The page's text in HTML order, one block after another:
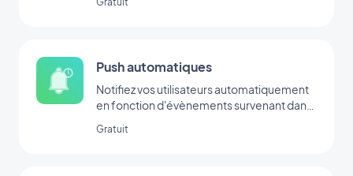
Push automatiques
Notifiez vos utilisateurs automatiquement
en fonction d'évènements survenant dans
Gratuit